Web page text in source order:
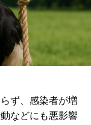
ず、感染者が増
などにも悪影響